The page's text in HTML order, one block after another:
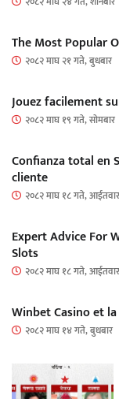
The Most Popular
२०८२ माघ २१ गते, बुधबार
Jouez facilement
२०८२ माघ १९ गते, सोमबार
Confianza total en
cliente
२०८२ माघ १८ गते, आईतवार
Expert Advice For
Slots
२०८२ माघ १८ गते, आईतवार
Winbet Casino et
२०८२ माघ १४ गते, बुधबार